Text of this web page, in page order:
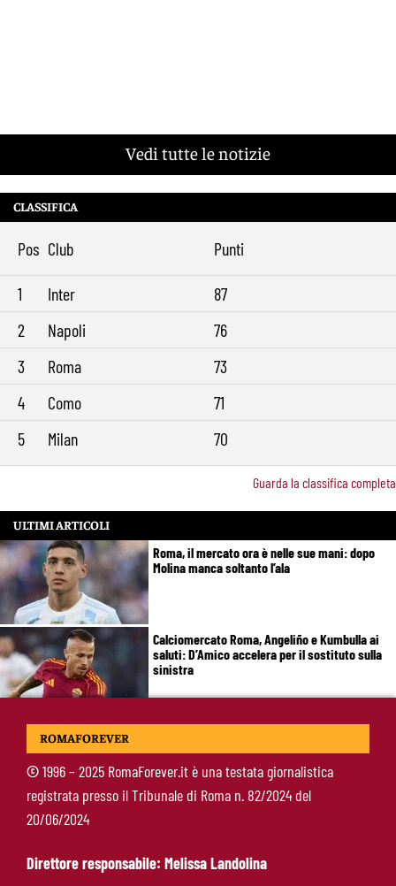
Vedi tutte le notizie
CLASSIFICA
Pos Club Punti
1 Inter
87
2
Napoli
76
3
Roma
73
4
Como
71
5
Milan 70
Guarda la classifica completa
ULTIMI ARTICOLI
Roma, il mercato ora è nelle sue mani: dopo
Molina manca soltanto l’ala
Calciomercato Roma, Angeliño e Kumbulla ai
saluti: D’Amico accelera per il sostituto sulla
sinistra
Roma, doppia cessione in Spagna: Angeliño al
ROMAFOREVER
©1996 – 2025 RomaForever.it è una testata giornalistica
registrata presso il Tribunale di Roma n. 82/2024 del
20/06/2024
Direttore responsabile: Melissa Landolina